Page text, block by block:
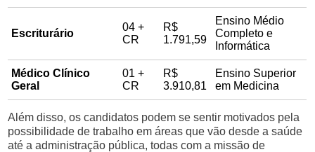
Escriturário
04 +
CR
R$
1.791,59
Ensino Médio
Completo e
Informática
Médico Clínico
Geral
01 +
CR
R$
3.910,81
Ensino Superior
em Medicina
Além disso, os candidatos podem se sentir motivados pela
possibilidade de trabalho em áreas que vão desde a saúde
até a administração pública, todas com a missão de